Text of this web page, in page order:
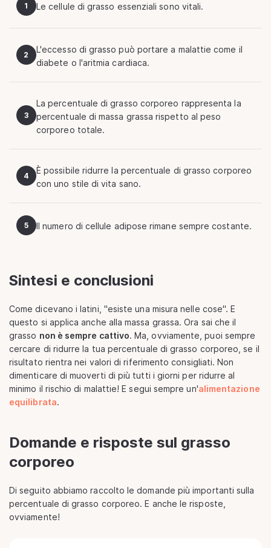
1 Le cellule di grasso essenziali sono vitali.
2
L'eccesso di grasso può portare a malattie come il
diabete o l'aritmia cardiaca.
3
La percentuale di grasso corporeo rappresenta la
percentuale di massa grassa rispetto al peso
corporeo totale.
4
È possibile ridurre la percentuale di grasso corporeo
con uno stile di vita sano.
5 Il numero di cellule adipose rimane sempre costante.
Sintesi e conclusioni
Come dicevano i latini, "esiste una misura nelle cose". E
questo si applica anche alla massa grassa. Ora sai che il
grasso non è sempre cattivo. Ma, ovviamente, puoi sempre
cercare di ridurre la tua percentuale di grasso corporeo, se il
risultato rientra nei valori di riferimento consigliati. Non
dimenticare di muoverti di più tutti i giorni per ridurre al
minimo il rischio di malattie! E segui sempre un'alimentazione
equilibrata.
Domande e risposte sul grasso
corporeo
Di seguito abbiamo raccolto le domande più importanti sulla
percentuale di grasso corporeo. E anche le risposte,
ovviamente!